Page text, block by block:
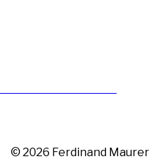
© 2026 Ferdinand Maurer